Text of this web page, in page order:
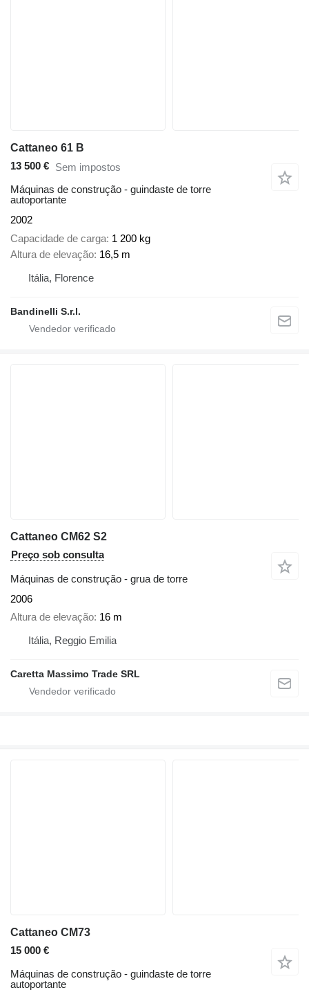
Cattaneo 61 B
13 500 € Sem impostos
Máquinas de construção - guindaste de torre
autoportante
2002
Capacidade de carga 1 200 kg
Altura de elevação 16,5 m
Itália, Florence
Bandinelli S.r.l.
Cattaneo CM62 S2
Preço sob consulta
Máquinas de construção - grua de torre
2006
Altura de elevação 16 m
Itália, Reggio Emilia
Caretta Massimo Trade SRL
Cattaneo CM73
15 000 €
Máquinas de construção - guindaste de torre
autoportante